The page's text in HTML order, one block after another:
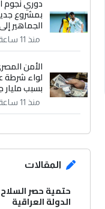
دوري نجوم
بمشروع
الجماهير
منذ 11 ساعة
الأمن
لواء شرطة
بسبب مليار
منذ 11 ساعة
المقالات
حتمية حصر
الدولة العراقية